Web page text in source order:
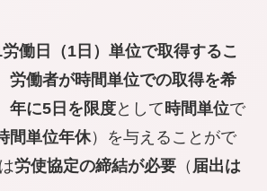
労働日（1日）単位で取得するこ
労働者が時間単位での取得を希
年に5日を限度として 時間単位で
間単位年休）を与えることがで
労使協定の締結が必要（ 届出は